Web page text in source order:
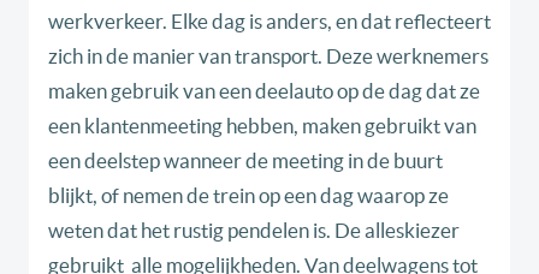
werkverkeer. Elke dag is anders, en dat reflecteert
zich in de manier van transport. Deze werknemers
maken gebruik van een deelauto op de dag dat ze
een klantenmeeting hebben, maken gebruikt van
een deelstep wanneer de meeting in de buurt
blijkt, of nemen de trein op een dag waarop ze
weten dat het rustig pendelen is. De alleskiezer
gebruikt alle mogelijkheden. Van deelwagens tot